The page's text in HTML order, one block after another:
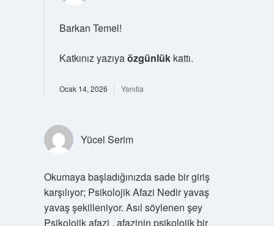
Barkan Temel!
Katkınız yazıyaözgünlükkattı.
Ocak 14, 2026 Yanıtla
Yücel Serim
Okumaya başladığınızda sade bir giriş
karşılıyor; Psikolojik Afazi Nedir yavaş
yavaş şekilleniyor. Asıl söylenen şey
Psikolojik afazi , afazinin psikolojik bir